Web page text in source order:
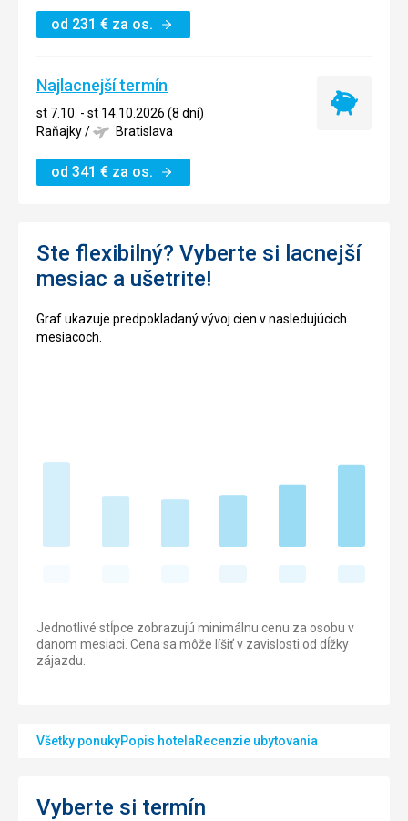
od 231 € za os.
Najlacnejší termín
st 7.10. - st 14.10.2026 (8 dní)
Raňajky/ Bratislava
od 341 € za os.
Najlacnejší
Ste flexibilný? Vyberte si lacnejší
mesiac a ušetrite!
Graf ukazuje predpokladaný vývoj cien v nasledujúcich
mesiacoch.
Jednotlivé stĺpce zobrazujú minimálnu cenu za osobu v
danom mesiaci. Cena sa môže líšiť v zavislosti od dĺžky
zájazdu.
Všetky ponukyPopis hotelaRecenzie ubytovania
Vyberte si termín